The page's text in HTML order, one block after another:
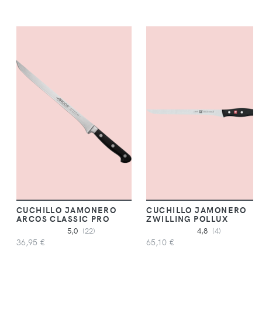
CUCHILLO JAMONERO
ARCOS CLASSIC PRO
5,0 (22)
36,95 €
CUCHILLO JAMONERO
ZWILLING POLLUX
4,8 (4)
65,10 €